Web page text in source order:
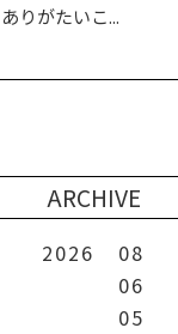
ありがたいこ...
ARCHIVE
2026
08
06
05